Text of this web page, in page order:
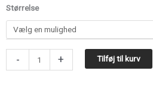
Størrelse
-
Limited
"Brainrot"
hoodie,
Blue
antal
+ Tilføj til kurv